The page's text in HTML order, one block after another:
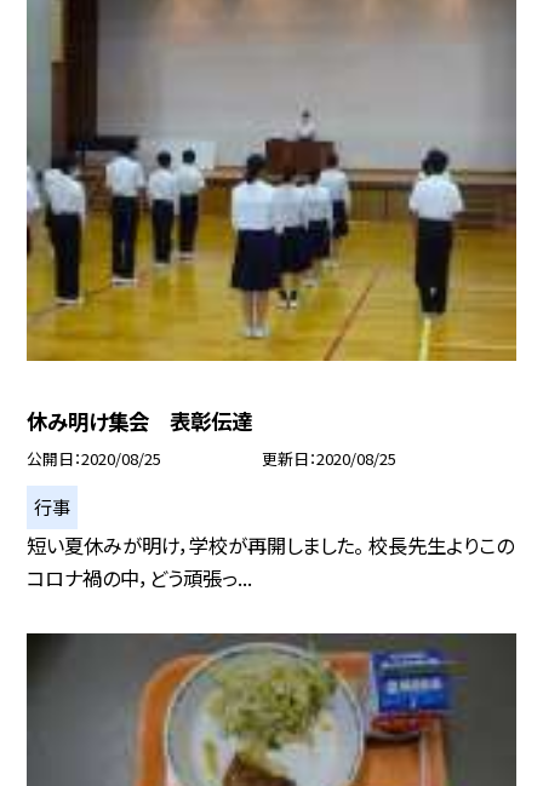
休み明け集会 表彰伝達
公開日 2020/08/25 更新日 2020/08/25
行事
短い夏休みが明け，学校が再開しました。 校長先生よりこの
コロナ禍の中，どう頑張っ...